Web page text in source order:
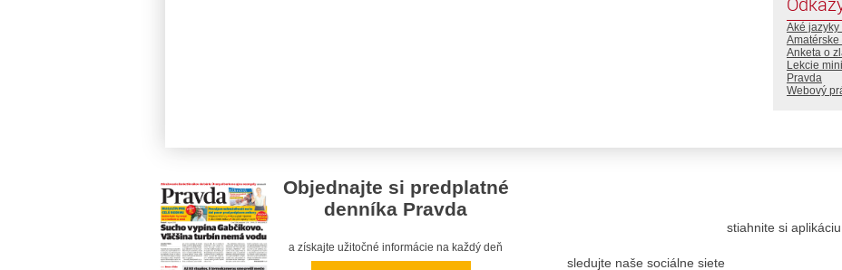
Aké
Anketa o
Lekcie
Pravda
Webový
Objednajte si predplatné
denníka Pravda
a získajte užitočné informácie na každý deň
sledujte naše sociálne siete
stiahnite si